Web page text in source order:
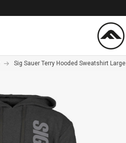
Sig Sauer Terry Hooded Sweatshirt Large